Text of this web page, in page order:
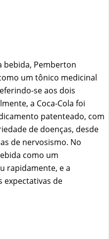
bebida, Pemberton
um tônico medicinal
se aos dois
a Coca-Cola foi
patenteado, com
de doenças, desde
de nervosismo. No
como um
rapidamente, e a
expectativas de